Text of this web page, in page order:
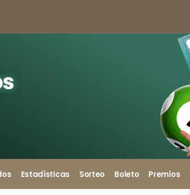
Estadísticas Sorteo Boleto Premios